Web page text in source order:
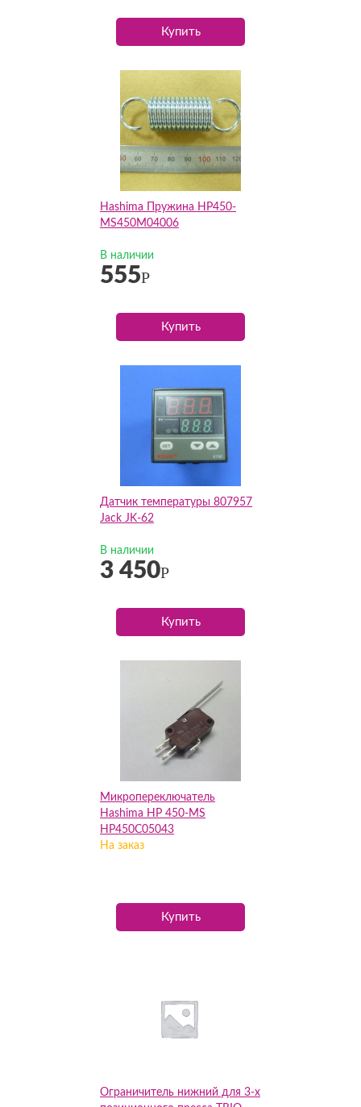
Купить
Hashima Пружина HP450-
MS450M04006
В наличии
555Р
Купить
Датчик температуры 807957
Jack JK-62
В наличии
3 450Р
Купить
Микропереключатель
Hashima HP 450-MS
HP450C05043
На заказ
Купить
Ограничитель нижний для 3-х